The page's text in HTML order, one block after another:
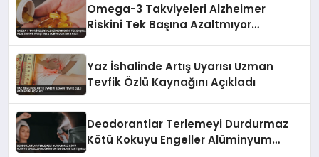
Omega-3 Takviyeleri Alzheimer
Riskini Tek Başına Azaltmıyor
Yaz İshalinde Artış Uyarısı Uzman
Tevfik Özlü Kaynağını Açıkladı
Deodorantlar Terlemeyi Durdurmaz
Kötü Kokuyu Engeller Alüminyum